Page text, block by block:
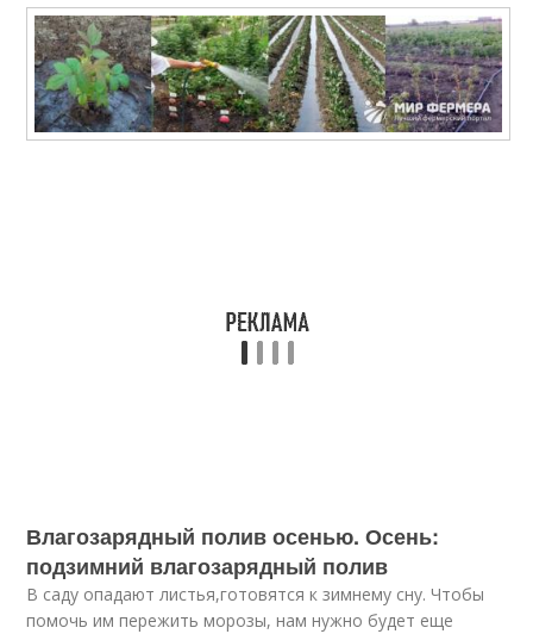
Влагозарядный полив осенью. Осень:
подзимний влагозарядный полив
В саду опадают листья,готовятся к зимнему сну. Чтобы
помочь им пережить морозы, нам нужно будет еще